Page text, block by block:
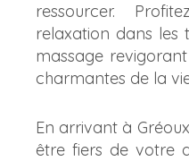
ressourcer.
relaxation dans les
massage
charmantes de la
En arrivant à
être fiers de votre